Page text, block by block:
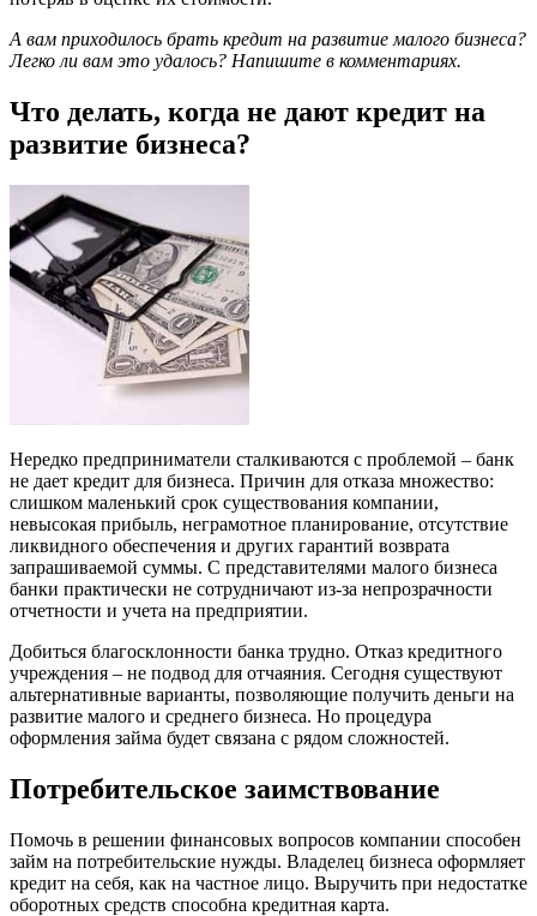
А вам приходилось брать кредит на развитие малого бизнеса?
Легко ли вам это удалось? Напишите в комментариях.
Что делать, когда не дают кредит на
развитие бизнеса?
Нередко предприниматели сталкиваются с проблемой – банк
не дает кредит для бизнеса. Причин для отказа множество:
слишком маленький срок существования компании,
невысокая прибыль, неграмотное планирование, отсутствие
ликвидного обеспечения и других гарантий возврата
запрашиваемой суммы. С представителями малого бизнеса
банки практически не сотрудничают из-за непрозрачности
отчетности и учета на предприятии.
Добиться благосклонности банка трудно. Отказ кредитного
учреждения – не подвод для отчаяния. Сегодня существуют
альтернативные варианты, позволяющие получить деньги на
развитие малого и среднего бизнеса. Но процедура
оформления займа будет связана с рядом сложностей.
Потребительское заимствование
Помочь в решении финансовых вопросов компании способен
займ на потребительские нужды. Владелец бизнеса оформляет
кредит на себя, как на частное лицо. Выручить при недостатке
оборотных средств способна кредитная карта.